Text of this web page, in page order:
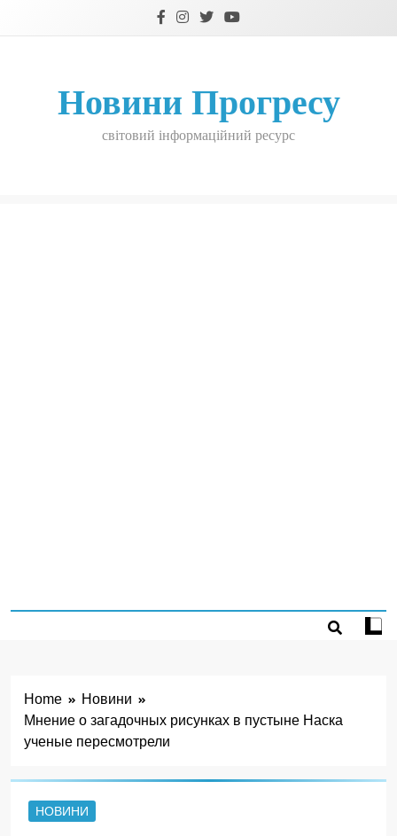
Новини Прогресу
світовий інформаційний ресурс
Home
Новини
Мнение о загадочных рисунках в пустыне Наска
ученые пересмотрели
НОВИНИ